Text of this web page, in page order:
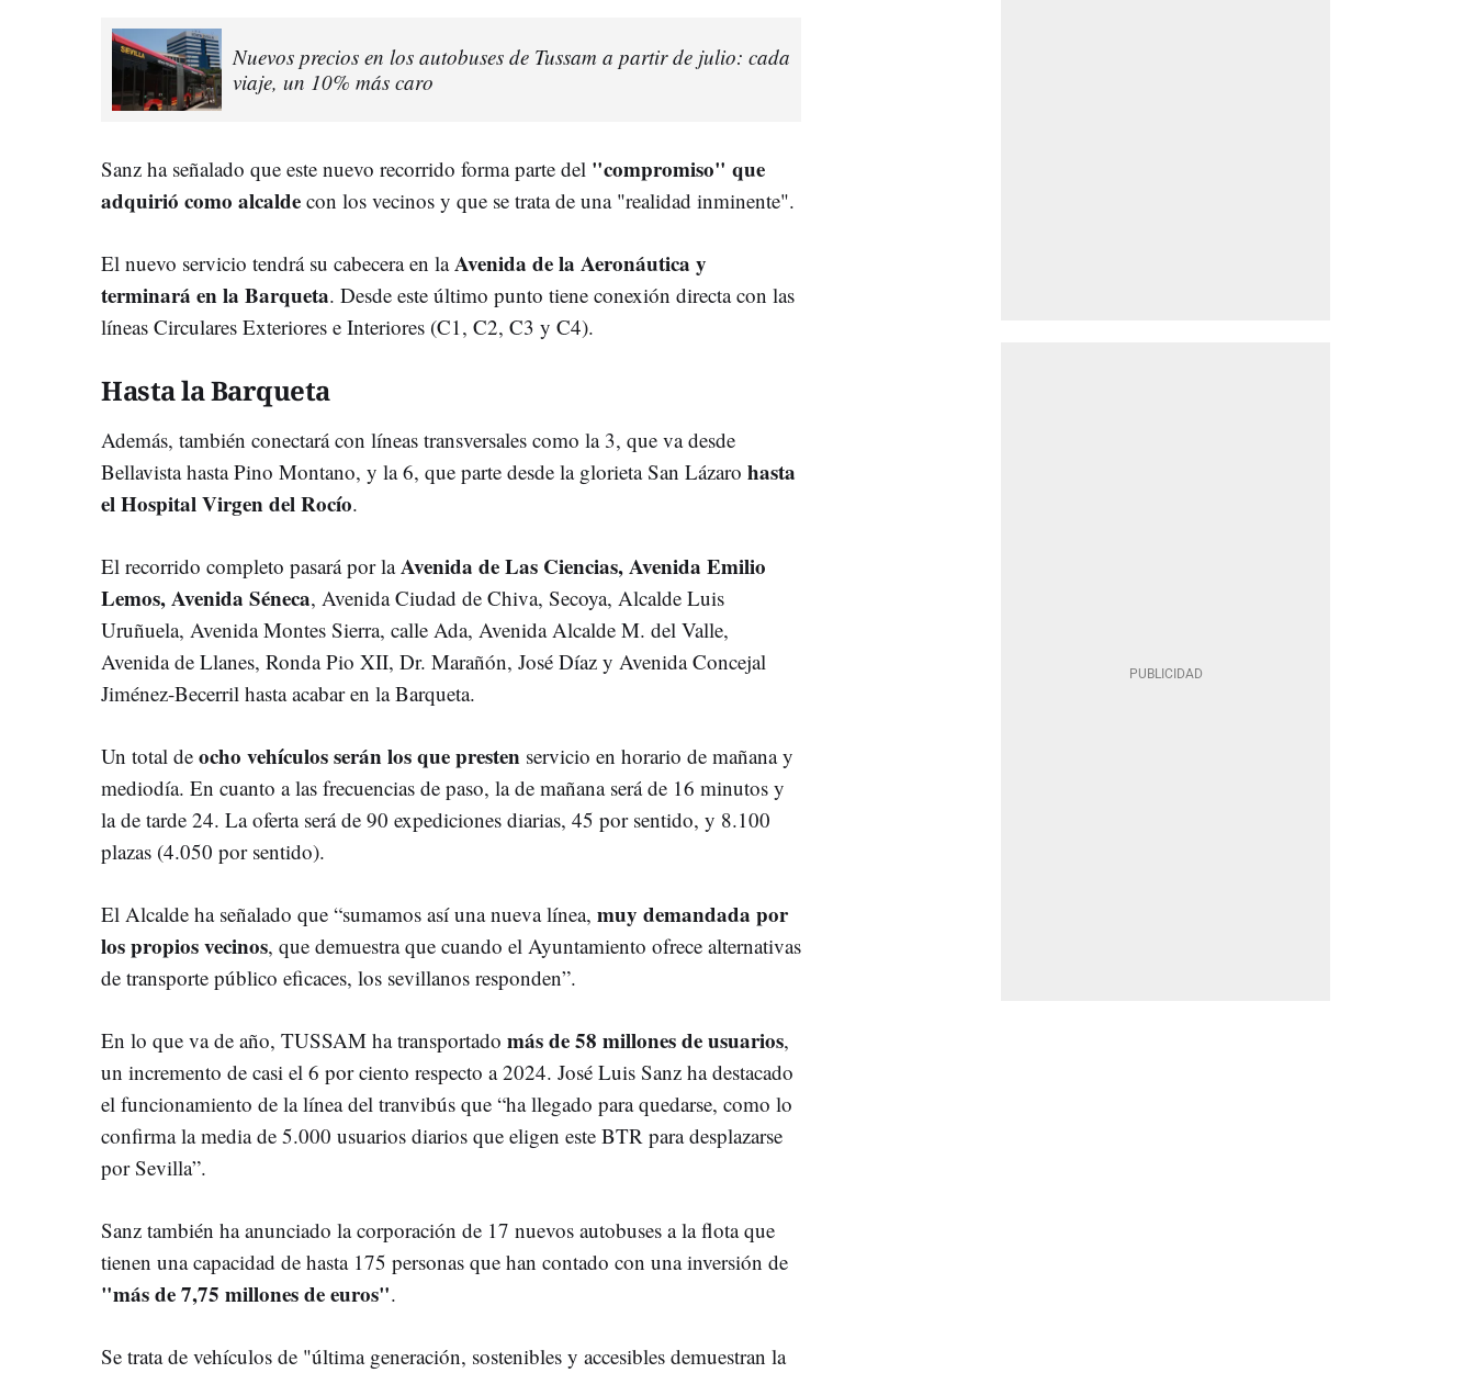
Nuevos precios en los autobuses de Tussam a partir de julio: cada
viaje, un 10% más caro
Sanz ha señalado que este nuevo recorrido forma parte del "compromiso" que
adquirió como alcalde con los vecinos y que se trata de una "realidad inminente".
El nuevo servicio tendrá su cabecera en laAvenida de la Aeronáutica y
terminará en la Barqueta. Desde este último punto tiene conexión directa con las
líneas Circulares Exteriores e Interiores (C1, C2, C3 y C4).
Hasta la Barqueta
Además, también conectará con líneas transversales como la 3, que va desde
Bellavista hasta Pino Montano, y la 6, que parte desde la glorieta San Lázaro hasta
el Hospital Virgen del Rocío.
El recorrido completo pasará por laAvenida de Las Ciencias, Avenida Emilio
Lemos, Avenida Séneca, Avenida Ciudad de Chiva, Secoya, Alcalde Luis
Uruñuela, Avenida Montes Sierra, calle Ada, Avenida Alcalde M. del Valle,
Avenida de Llanes, Ronda Pio XII, Dr. Marañón, José Díaz y Avenida Concejal
Jiménez-Becerril hasta acabar en la Barqueta.
Un total de ocho vehículos serán los que presten servicio en horario de mañana y
mediodía. En cuanto a las frecuencias de paso, la de mañana será de 16 minutos y
la de tarde 24. La oferta será de 90 expediciones diarias, 45 por sentido, y 8.100
plazas (4.050 por sentido).
El Alcalde ha señalado que “sumamos así una nueva línea, muy demandada por
los propios vecinos, que demuestra que cuando el Ayuntamiento ofrece alternativas
de transporte público eficaces, los sevillanos responden”.
En lo que va de año, TUSSAM ha transportado más de 58 millones de usuarios,
un incremento de casi el 6 por ciento respecto a 2024. José Luis Sanz ha destacado
el funcionamiento de la línea del tranvibús que “ha llegado para quedarse, como lo
confirma la media de 5.000 usuarios diarios que eligen este BTR para desplazarse
por Sevilla”.
Sanz también ha anunciado la corporación de 17 nuevos autobuses a la flota que
tienen una capacidad de hasta 175 personas que han contado con una inversión de
"más de 7,75 millones de euros".
Se trata de vehículos de "última generación, sostenibles y accesibles demuestran la